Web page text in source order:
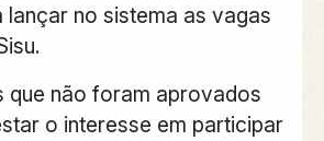
no sistema as vagas
que não foram aprovados
o interesse em participar